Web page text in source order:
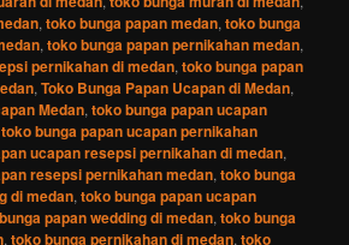
,toko bunga papan medan,toko bunga
,toko bunga papan pernikahan medan,
pernikahan di medan,toko bunga papan
,Toko Bunga Papan Ucapan di Medan,
Medan,toko bunga papan ucapan
toko bunga papan ucapan pernikahan
ucapan resepsi pernikahan di medan,
resepsi pernikahan medan,toko bunga
di medan,toko bunga papan ucapan
papan wedding di medan,toko bunga
,toko bunga pernikahan di medan,toko